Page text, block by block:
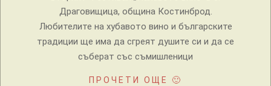
Драговищица, община Костинброд.
Любителите на хубавото вино и българските
традиции ще има да сгреят душите си и да се
съберат със съмишленици
ПРОЧЕТИ ОЩЕ 🙂